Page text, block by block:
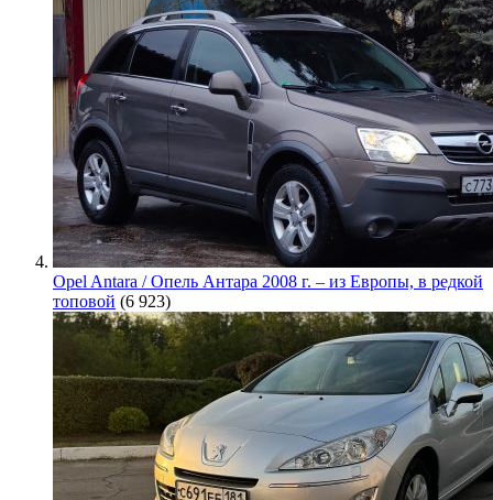
Opel Antara / Опель Антара 2008 г. – из Европы, в редкой
топовой (6 923)